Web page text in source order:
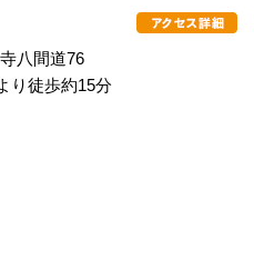
八間道76
り徒歩約15分